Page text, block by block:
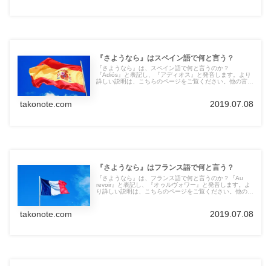
『さようなら』はスペイン語で何と言う？
『さようなら』は、スペイン語で何と言うのか？
『Adiós』と表記し、『アディオス』と発音します。より
詳しい説明は、こちらのページをご覧ください。他の言語
takonote.com 2019.07.08
『さようなら』はフランス語で何と言う？
『さようなら』は、フランス語で何と言うのか？『Au
revoir』と表記し、『オゥルヴォワー』と発音します。よ
り詳しい説明は、こちらのページをご覧ください。他の言
takonote.com 2019.07.08